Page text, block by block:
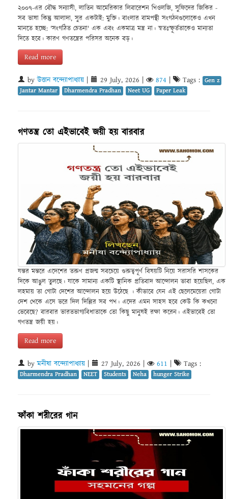
২০০৭-এর বৌদ্ধ সন্যাসী, লাতিন আমেরিকার লিবারেশন থিওলজি, সুফিদের জিকির -
সব ভাষা কিন্তু আলাদা, সুর একটাই: মুক্তি। বাংলার বামপন্থী সংগঠনগুলোকেও এখন
মানতে হচ্ছে: 'সংগঠিত চেতনা' এক এবং একমাত্র মন্ত্র না। স্বতঃস্ফূর্ততাকেও মান্যতা
দিতে হবে। কারণ গণতন্ত্রের পরিসর অনেক বড়।
Read more
byউত্তান বন্দ্যোপাধ্যায় 29 July, 2026 874 Tags : Gen z
Jantar Mantar
Dharmendra Pradhan Neet UG Paper Leak
গণতন্ত্র তো এইভাবেই জয়ী হয় বারবার
যন্তর মন্তরে এদেশের তরুণ প্রজন্ম সবচেয়ে গুরুত্বপূর্ণ বিষয়টি নিয়ে সরাসরি শাসকের
দিকে আঙুল তুলছে। যাকে সামান্য একটি স্থানিক প্রতিবাদ আন্দোলন ভাবা হয়েছিল, এক
লহমায় তা গোটা দেশের আন্দোলন হয়ে উঠেছে । কীভাবে যেন এই ছেলেমেয়েরা গোটা
দেশ থেকে এসে ভরে দিল দিল্লির সব পথ। এদের এমন সাহস হবে কেউ কি কখনো
ভেবেছে? বারবার ভারতভাগ্যবিধাতাকে তো কিছু মানুষই রক্ষা করেন। এইভাবেই তো
গণতন্ত্র জয়ী হয়।
Read more
byমনীষা বন্দ্যোপাধ্যায় 27 July, 2026 611 Tags :
Dharmendra Pradhan NEET Students Neha hunger Strike
ফাঁকা শরীরের গান